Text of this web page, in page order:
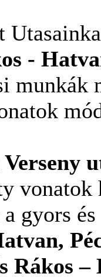
-
munkák
vonatok
gyors
Rákos